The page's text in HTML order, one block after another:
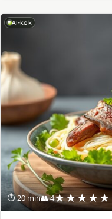
AI-kok
⏱ 20 min👥 4★★★★★